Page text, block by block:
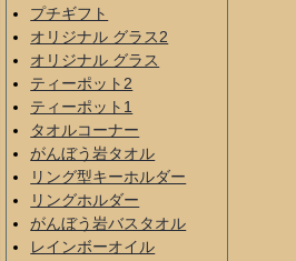
プチギフト
オリジナル グラス2
オリジナル グラス
ティーポット2
ティーポット1
タオルコーナー
がんぼう岩タオル
リング型キーホルダー
リングホルダー
がんぼう岩バスタオル
レインボーオイル